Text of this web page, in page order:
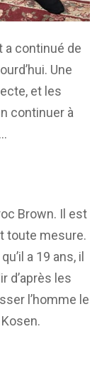
a continué de
Une
et les
continuer à
Brown. Il est
toute mesure.
a 19 ans, il
d’après les
l’homme le